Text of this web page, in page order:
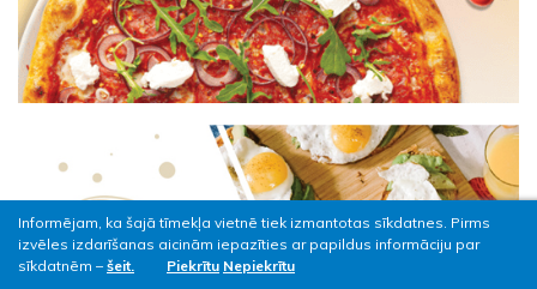
Informējam, ka šajā tīmekļa vietnē tiek izmantotas sīkdatnes. Pirms
izvēles izdarīšanas aicinām iepazīties ar papildus informāciju par
sīkdatnēm – šeit. Piekrītu Nepiekrītu